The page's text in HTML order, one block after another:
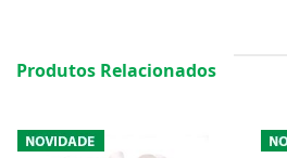
Produtos Relacionados